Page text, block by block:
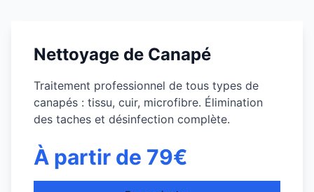
Nettoyage de Canapé
Traitement professionnel de tous types de
canapés : tissu, cuir, microfibre. Élimination
des taches et désinfection complète.
À partir de 79€